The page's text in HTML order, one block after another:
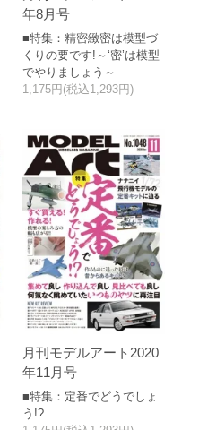
年8月号
■特集：精密緻密は模型づ
くりの要です!～‘密’は模型
でやりましょう～
1,175円(税込1,293円)
月刊モデルアート2020
年11月号
■特集：定番でどうでしょ
う!?